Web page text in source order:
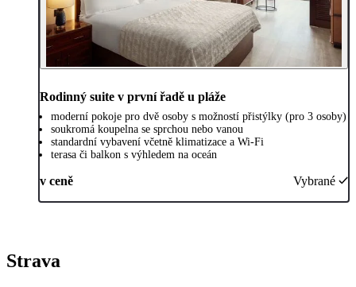
Rodinný suite v první řadě u pláže
moderní pokoje pro dvě osoby s možností přistýlky (pro 3 osoby)
soukromá koupelna se sprchou nebo vanou
standardní vybavení včetně klimatizace a Wi-Fi
terasa či balkon s výhledem na oceán
v ceně Vybrané
Strava